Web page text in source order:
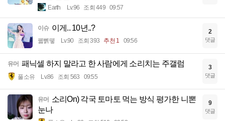
Earth Lv.96 조회 449 09:57
이슈 이게.. 10년..?
꿻뻵뗗 Lv.90 조회 393 추천 1 09:56
2
댓글
유머 패닉셀 하지 말라고 한 사람에게 소리치는 주갤럼
풀소유 Lv.86 조회 563 09:55
3
댓글
유머 소리On) 각국 토마토 먹는 방식 평가한 니뽄
눈나
9
댓글